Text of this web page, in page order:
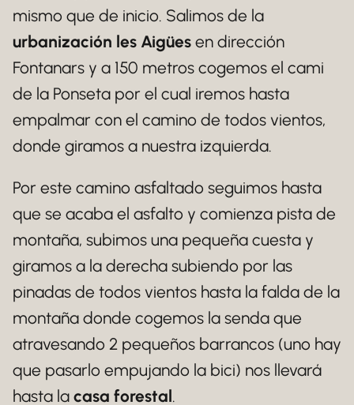
mismo que de inicio. Salimos de la
urbanización les Aigües en dirección
Fontanars y a 150 metros cogemos el cami
de la Ponseta por el cual iremos hasta
empalmar con el camino de todos vientos,
donde giramos a nuestra izquierda.
Por este camino asfaltado seguimos hasta
que se acaba el asfalto y comienza pista de
montaña, subimos una pequeña cuesta y
giramos a la derecha subiendo por las
pinadas de todos vientos hasta la falda de la
montaña donde cogemos la senda que
atravesando 2 pequeños barrancos (uno hay
que pasarlo empujando la bici) nos llevará
hasta la casa forestal.